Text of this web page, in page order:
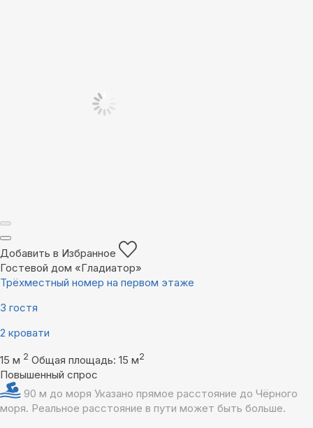
Добавить в Избранное
Гостевой дом «Гладиатор»
Трёхместный номер на первом этаже
3 гостя
2 кровати
15 м 2 Общая площадь: 15 м2
Повышенный спрос
90 м до моря Указано прямое расстояние до Чёрного
моря. Реальное расстояние в пути может быть больше.